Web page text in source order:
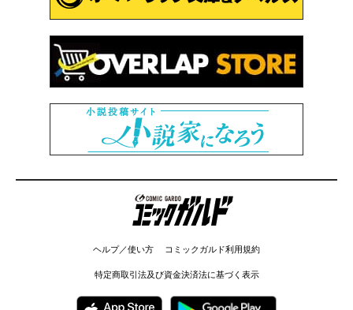
コミックガルド
ヘルプ／使い方 コミックガルド利用規約
特定商取引法及び資金決済法に基づく表示